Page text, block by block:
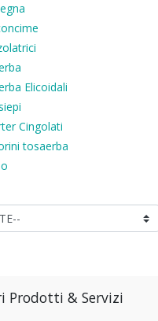
Elicoidali
Cingolati
tosaerba
Prodotti & Servizi